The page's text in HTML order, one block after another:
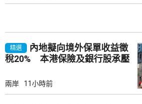
精選
內地擬向境外保單收益徵
稅20% 本港保險及銀行股承壓
兩岸 11小時前